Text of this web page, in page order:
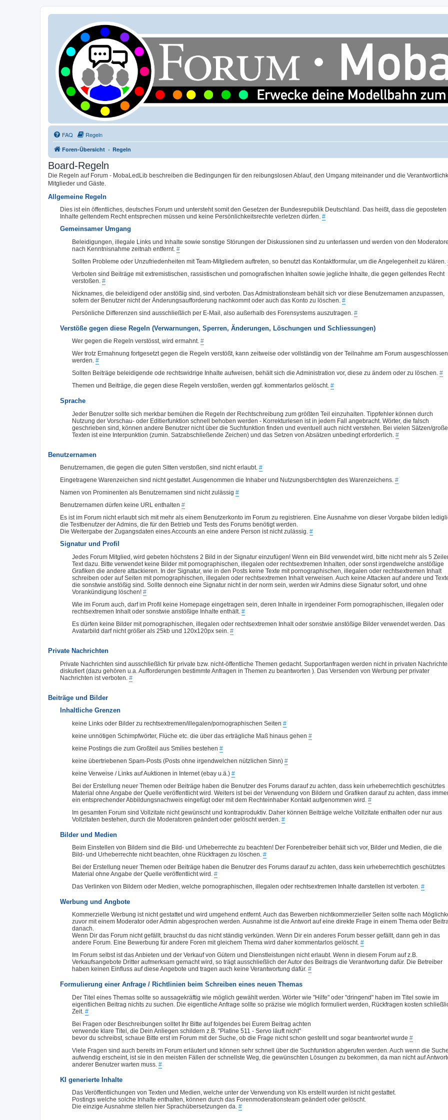
FAQ Regeln
Foren-Übersicht Regeln
Board-Regeln
Die Regeln auf Forum - MobaLedLib beschreiben die Bedingungen für den reibungslosen Ablauf, den Umgang miteinander und die
Mitglieder und Gäste.
Allgemeine Regeln
Dies ist ein öffentliches, deutsches Forum und untersteht somit den Gesetzen der Bundesrepublik Deutschland. Das heißt, dass die geposteten
Inhalte geltendem Recht entsprechen müssen und keine Persönlichkeitsrechte verletzen dürfen. #
Gemeinsamer Umgang
Beleidigungen, illegale Links und Inhalte sowie sonstige Störungen der Diskussionen sind zu unterlassen und werden von den
nach Kenntnisnahme zeitnah entfernt. #
Sollten Probleme oder Unzufriedenheiten mit Team-Mitgliedern auftreten, so benutzt das Kontaktformular, um die Angelegenheit zu klären.
Verboten sind Beiträge mit extremistischen, rassistischen und pornografischen Inhalten sowie jegliche Inhalte, die gegen geltendes Recht
verstoßen. #
Nicknames, die beleidigend oder anstößig sind, sind verboten. Das Admistrationsteam behält sich vor diese Benutzernamen anzupassen,
sofern der Benutzer nicht der Änderungsaufforderung nachkommt oder auch das Konto zu löschen. #
Persönliche Differenzen sind ausschließlich per E-Mail, also außerhalb des Forensystems auszutragen. #
Verstöße gegen diese Regeln (Verwarnungen, Sperren, Änderungen, Löschungen und Schliessungen)
Wer gegen die Regeln verstösst, wird ermahnt. #
Wer trotz Ermahnung fortgesetzt gegen die Regeln verstößt, kann zeitweise oder vollständig von der Teilnahme am Forum ausgeschlossen
werden. #
Sollten Beiträge beleidigende ode rechtswidrige Inhalte aufweisen, behält sich die Administration vor, diese zu ändern oder zu löschen. #
Themen und Beiträge, die gegen diese Regeln verstoßen, werden ggf. kommentarlos gelöscht. #
Sprache
Jeder Benutzer sollte sich merkbar bemühen die Regeln der Rechtschreibung zum größten Teil einzuhalten. Tippfehler können durch
Nutzung der Vorschau- oder Editierfunktion schnell behoben werden - Korrekturlesen ist in jedem Fall angebracht. Wörter, die falsch
geschrieben sind, können andere Benutzer nicht über die Suchfunktion finden und eventuell auch nicht verstehen. Bei vielen Sätzen/
Texten ist eine Interpunktion (zumin. Satzabschließende Zeichen) und das Setzen von Absätzen unbedingt erforderlich. #
Benutzernamen
Benutzernamen, die gegen die guten Sitten verstoßen, sind nicht erlaubt. #
Eingetragene Warenzeichen sind nicht gestattet. Ausgenommen die Inhaber und Nutzungsberchtigten des Warenzeichens. #
Namen von Prominenten als Benutzernamen sind nicht zulässig #
Benutzernamen dürfen keine URL enthalten #
Es ist im Forum nicht erlaubt sich mit mehr als einem Benutzerkonto im Forum zu registrieren. Eine Ausnahme von dieser Vorgabe bilden
die Testbenutzer der Admins, die für den Betrieb und Tests des Forums benötigt werden.
Die Weitergabe der Zugangsdaten eines Accounts an eine andere Person ist nicht zulässig. #
Signatur und Profil
Jedes Forum Mitglied, wird gebeten höchstens 2 Bild in der Signatur einzufügen! Wenn ein Bild verwendet wird, bitte nicht mehr als 5
Text dazu. Bitte verwendet keine Bilder mit pornographischen, illegalen oder rechtsextremen Inhalten, oder sonst irgendwelche anstößige
Grafiken die andere attackieren. In der Signatur, wie in den Posts keine Texte mit pornographischen, illegalen oder rechtsextremen Inhalt
schreiben oder auf Seiten mit pornographischen, illegalen oder rechtsextremen Inhalt verweisen. Auch keine Attacken auf andere und
die sonstwie anstößig sind. Sollte dennoch eine Signatur nicht in der norm sein, werden wir Admins diese Signatur sofort, und ohne
Vorankündigung löschen! #
Wie im Forum auch, darf im Profil keine Homepage eingetragen sein, deren Inhalte in irgendeiner Form pornographischen, illegalen oder
rechtsextremen Inhalt oder sonstwie anstößige Inhalte enthält. #
Es dürfen keine Bilder mit pornographischen, illegalen oder rechtsextremen Inhalt oder sonstwie anstößige Bilder verwendet werden. Das
Avatarbild darf nicht größer als 25kb und 120x120px sein. #
Private Nachrichten
Private Nachrichten sind ausschließlich für private bzw. nicht-öffentliche Themen gedacht. Supportanfragen werden nicht in privaten
diskutiert (dazu gehören u.a. Aufforderungen bestimmte Anfragen in Themen zu beantworten ). Das Versenden von Werbung per privater
Nachrichten ist verboten. #
Beiträge und Bilder
Inhaltliche Grenzen
keine Links oder Bilder zu rechtsextremen/illegalen/pornographischen Seiten #
keine unnötigen Schimpfwörter, Flüche etc. die über das erträgliche Maß hinaus gehen #
keine Postings die zum Großteil aus Smilies bestehen #
keine übertriebenen Spam-Posts (Posts ohne irgendwelchen nützlichen Sinn) #
keine Verweise / Links auf Auktionen in Internet (ebay u.ä.) #
Bei der Erstellung neuer Themen oder Beiträge haben die Benutzer des Forums darauf zu achten, dass kein urheberrechtlich geschütztes
Material ohne Angabe der Quelle veröffentlicht wird. Weiters ist bei der Verwendung von Bildern und Grafiken darauf zu achten, dass
ein entsprechender Abbildungsnachweis eingefügt oder mit dem Rechteinhaber Kontakt aufgenommen wird. #
Im gesamten Forum sind Vollzitate nicht gewünscht und kontraproduktiv. Daher können Beiträge welche Vollzitate enthalten oder nur aus
Vollzitaten bestehen, durch die Moderatoren geändert oder gelöscht werden. #
Bilder und Medien
Beim Einstellen von Bildern sind die Bild- und Urheberrechte zu beachten! Der Forenbetreiber behält sich vor, Bilder und Medien, die die
Bild- und Urheberrechte nicht beachten, ohne Rückfragen zu löschen. #
Bei der Erstellung neuer Themen oder Beiträge haben die Benutzer des Forums darauf zu achten, dass kein urheberrechtlich geschütztes
Material ohne Angabe der Quelle veröffentlicht wird. #
Das Verlinken von Bildern oder Medien, welche pornographischen, illegalen oder rechtsextremen Inhalte darstellen ist verboten. #
Werbung und Angbote
Kommerzielle Werbung ist nicht gestattet und wird umgehend entfernt. Auch das Bewerben nichtkommerzieller Seiten sollte nach
zuvor mit einem Moderator oder Admin abgesprochen werden. Ausnahme ist die Antwort auf eine direkte Frage in einem Thema oder
danach.
Wenn Dir das Forum nicht gefällt, brauchst du das nicht ständig verkünden. Wenn Dir ein anderes Forum besser gefällt, dann geh in das
andere Forum. Eine Bewerbung für andere Foren mit gleichem Thema wird daher kommentarlos gelöscht. #
Im Forum selbst ist das Anbieten und der Verkauf von Gütern und Dienstleistungen nicht erlaubt. Wenn in diesem Forum auf z.B.
Verkaufsangebote Dritter aufmerksam gemacht wird, so trägt ausschließlich der Autor des Beitrags die Verantwortung dafür. Die Betreiber
haben keinen Einfluss auf diese Angebote und tragen auch keine Verantwortung dafür. #
Formulierung einer Anfrage / Richtlinien beim Schreiben eines neuen Themas
Der Titel eines Themas sollte so aussagekräftig wie möglich gewählt werden. Wörter wie "Hilfe" oder "dringend" haben im Titel sowie im
eigentlichen Beitrag nichts zu suchen. Die eigentliche Anfrage sollte so präzise wie möglich formuliert werden, Rückfragen kosten
Zeit. #
Bei Fragen oder Beschreibungen solltet Ihr Bitte auf folgendes bei Eurem Beitrag achten
verwende klare Titel, die Dein Anliegen schildern z.B. "Platine 511 - Servo läuft nicht"
bevor du schreibst, schaue Bitte erst im Forum mit der Suche, ob die Frage nicht schon gestellt und sogar beantwortet wurde #
Viele Fragen sind auch bereits im Forum erläutert und können sehr schnell über die Suchfunktion abgerufen werden. Auch wenn die
aufwendig erscheint, ist sie in den meisten Fällen der schnellste Weg, die gewünschten Lösungen zu bekommen, da man nicht auf
anderer Benutzer warten muss. #
KI generierte Inhalte
Das Veröffentlichungen von Texten und Medien, welche unter der Verwendung von KIs erstellt wurden ist nicht gestattet.
Postings welche solche Inhalte enthalten, können durch das Forenmoderationsteam geändert oder gelöscht.
Die einzige Ausnahme stellen hier Sprachübersetzungen da. #